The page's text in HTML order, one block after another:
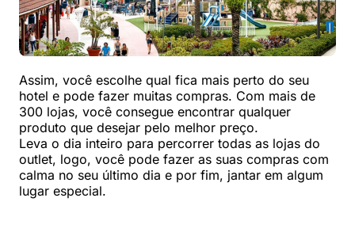
Assim, você escolhe qual fica mais perto do seu
hotel e pode fazer muitas compras. Com mais de
300 lojas, você consegue encontrar qualquer
produto que desejar pelo melhor preço.
Leva o dia inteiro para percorrer todas as lojas do
outlet, logo, você pode fazer as suas compras com
calma no seu último dia e por fim, jantar em algum
lugar especial.